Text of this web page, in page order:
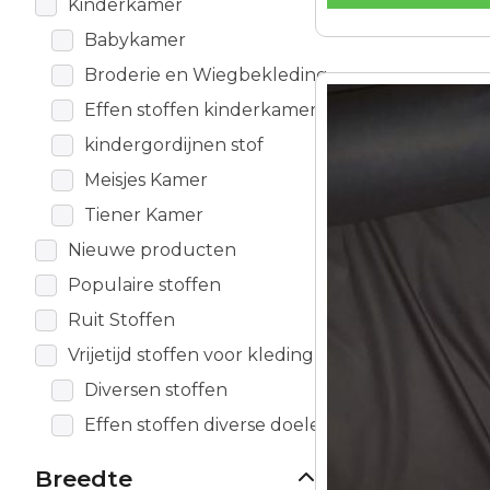
Kinderkamer
Babykamer
Broderie en Wiegbekleding
Effen stoffen kinderkamer
kindergordijnen stof
Meisjes Kamer
Tiener Kamer
Nieuwe producten
Populaire stoffen
Ruit Stoffen
Vrijetijd stoffen voor kleding
Diversen stoffen
Effen stoffen diverse doeleinden
Breedte